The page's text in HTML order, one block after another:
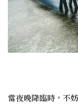
當夜晚降臨時，不